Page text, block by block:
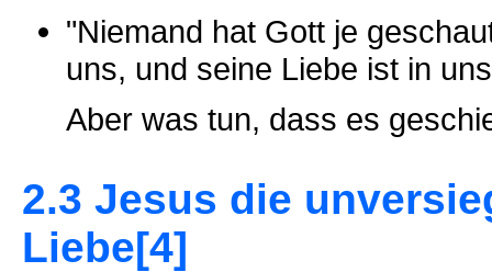
"Niemand hat Gott je
uns, und seine Liebe ist in
Aber was tun, dass es
2.3 Jesus die
Liebe[4]